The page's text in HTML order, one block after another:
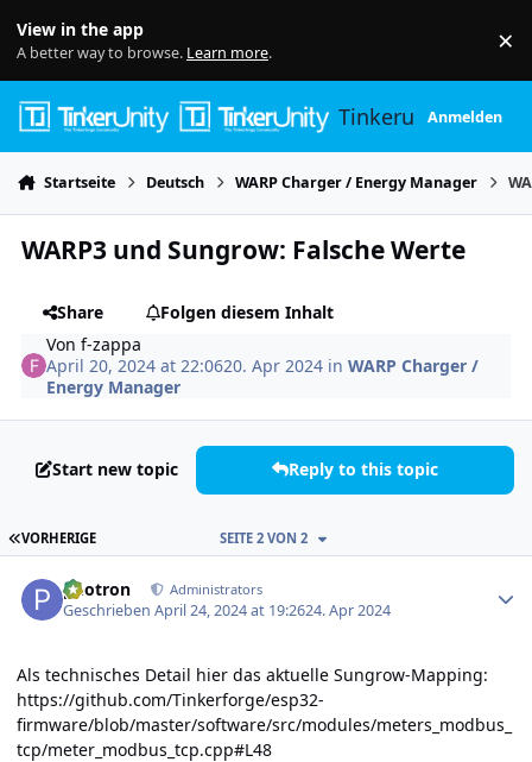
View in the app
A better way to browse. Learn more. ×
TinkerunityAnmelden
Startseite Deutsch WARP Charger / Energy Manager
WARP3 und Sungrow: Falsche Werte
Share
Folgen diesem Inhalt
Vonf-zappa
April 20, 2024 at 22:0620. Apr 2024 inWARP Charger /
Energy Manager
Start new topic Reply to this topic
ERSTE SEITE
VORHERIGE SEITE 2 VON 2
photron Administrators
GeschriebenApril 24, 2024 at 19:2624. Apr 2024
Als technisches Detail hier das aktuelle Sungrow-Mapping:
https://github.com/Tinkerforge/esp32-
firmware/blob/master/software/src/modules/meters_modbus_
tcp/meter_modbus_tcp.cpp#L48